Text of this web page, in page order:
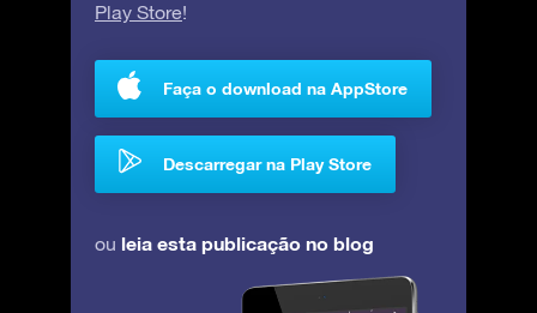
Play Store!
Faça o download na AppStore
Descarregar na Play Store
ou leia esta publicação no blog